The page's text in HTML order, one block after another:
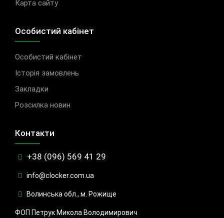
Карта сайту
Особистий кабінет
Особистий кабінет
Історія замовлень
Закладки
Розсилка новин
Контакти
+38 (096) 569 41 29
info@clocker.com.ua
Волинська обл., м. Рожище
ФОП Петрук Микола Володимирович